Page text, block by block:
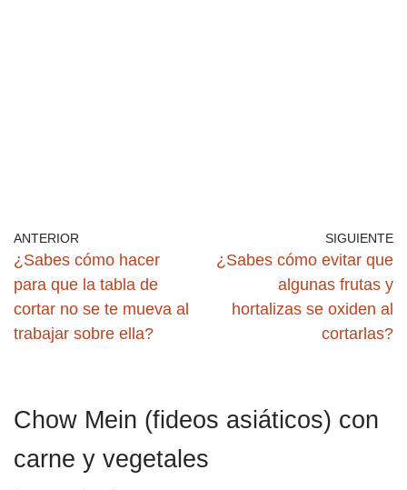
ANTERIOR
¿Sabes cómo hacer
para que la tabla de
cortar no se te mueva al
trabajar sobre ella?
SIGUIENTE
¿Sabes cómo evitar que
algunas frutas y
hortalizas se oxiden al
cortarlas?
Chow Mein (fideos asiáticos) con
carne y vegetales